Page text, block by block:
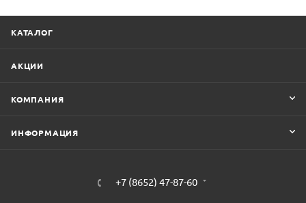
КАТАЛОГ
АКЦИИ
КОМПАНИЯ
ИНФОРМАЦИЯ
+7 (8652) 47-87-60